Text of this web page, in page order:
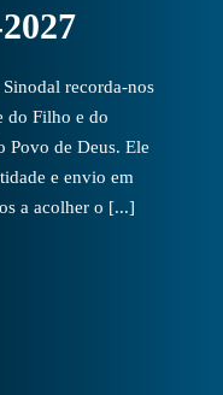
recorda-nos
do Filho e do
Povo de Deus. Ele
e envio em
a acolher o [...]